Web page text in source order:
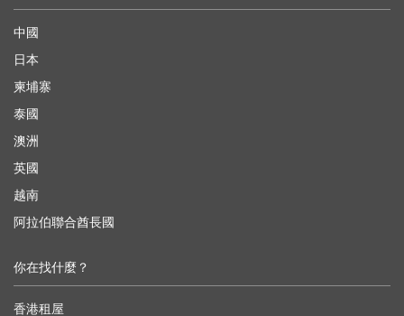
中國
日本
柬埔寨
泰國
澳洲
英國
越南
阿拉伯聯合酋長國
你在找什麼？
香港租屋